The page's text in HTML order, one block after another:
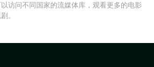
访问不同国家的流媒体库，观看更多的电影
。